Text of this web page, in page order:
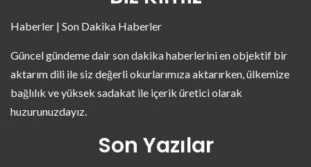
Haberler | Son Dakika Haberler
Güncel gündeme dair son dakika haberlerini en objektif bir
aktarım dili ile siz değerli okurlarımıza aktarırken, ülkemize
bağlılık ve yüksek sadakat ile içerik üretici olarak
huzurunuzdayız.
Son Yazılar